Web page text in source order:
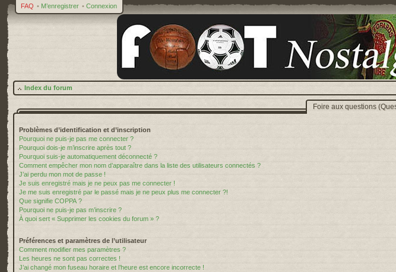
FAQ • M’enregistrer • Connexion
Index du forum
Foire aux questions
Problèmes d’identification et d’inscription
Pourquoi ne puis-je pas me connecter ?
Pourquoi dois-je m’inscrire après tout ?
Pourquoi suis-je automatiquement déconnecté ?
Comment empêcher mon nom d’apparaître dans la liste des utilisateurs connectés ?
J’ai perdu mon mot de passe !
Je suis enregistré mais je ne peux pas me connecter !
Je me suis enregistré par le passé mais je ne peux plus me connecter ?!
Que signifie COPPA ?
Pourquoi ne puis-je pas m’inscrire ?
À quoi sert « Supprimer les cookies du forum » ?
Préférences et paramètres de l’utilisateur
Comment modifier mes paramètres ?
Les heures ne sont pas correctes !
J’ai changé mon fuseau horaire et l’heure est encore incorrecte !